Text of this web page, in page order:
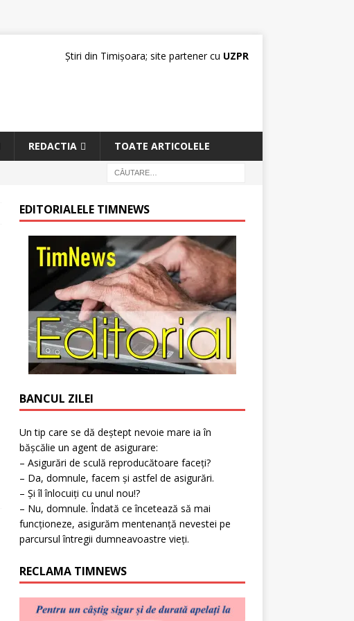
Știri din Timișoara; site partener cu UZPR
REDACTIA TOATE ARTICOLELE
EDITORIALELE TIMNEWS
BANCUL ZILEI
Un tip care se dă deștept nevoie mare ia în
bășcălie un agent de asigurare:
– Asigurări de sculă reproducătoare faceți?
– Da, domnule, facem și astfel de asigurări.
– Și îl înlocuiți cu unul nou!?
– Nu, domnule. Îndată ce încetează să mai
funcționeze, asigurăm mentenanță nevestei pe
parcursul întregii dumneavoastre vieți.
RECLAMA TIMNEWS